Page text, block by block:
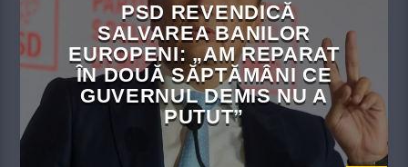
PSD REVENDICĂ
SALVAREA BANILOR
EUROPENI: „AM REPARAT
ÎN DOUĂ SĂPTĂMÂNI CE
GUVERNUL DEMIS NU A
PUTUT”